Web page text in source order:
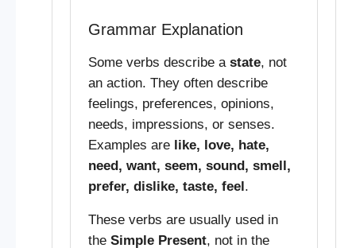
Grammar Explanation
Some verbs describe a state, not
an action. They often describe
feelings, preferences, opinions,
needs, impressions, or senses.
Examples are like, love, hate,
need, want, seem, sound, smell,
prefer, dislike, taste, feel.
These verbs are usually used in
the Simple Present, not in the